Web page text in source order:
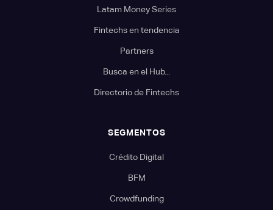
Latam Money Series
Fintechs en tendencia
Partners
Busca en el Hub...
Directorio de Fintechs
SEGMENTOS
Crédito Digital
BFM
Crowdfunding